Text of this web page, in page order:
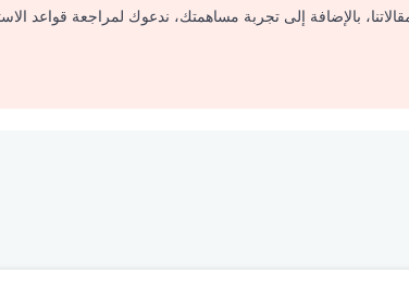
بالإضافة إلى تجربة مساهمتك، ندعوك لمراجعة قواعد